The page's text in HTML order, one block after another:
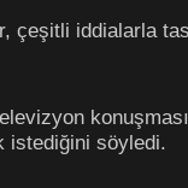
çeşitli iddialarla
istediğini söyledi.